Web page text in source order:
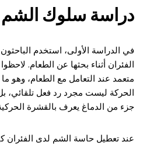
دراسة سلوك الشم
في الدراسة الأولى، استخدم
الفئران أثناء بحثها عن الطعام.
متعمد عند التعامل مع الطعام، وهو
الحركة ليست مجرد رد فعل تلقائي،
جزء من الدماغ يعرف بالقشرة
عند تعطيل حاسة الشم لدى الفئران